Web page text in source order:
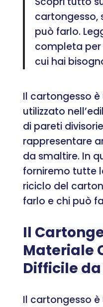
cartongesso,
può farlo.
completa
cui hai
Il cartongesso
utilizzato
di pareti
rappresentare
da smaltire. In
forniremo tutte
riciclo del
farlo e chi può
Il
Materiale
Difficile
Il cartongesso